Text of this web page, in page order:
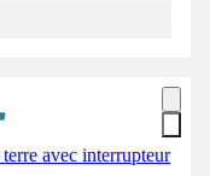
avec interrupteur